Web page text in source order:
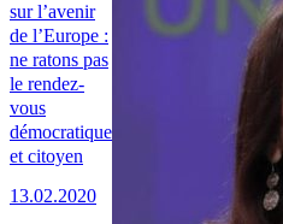
sur l’avenir
de l’Europe :
ne ratons pas
le rendez-
vous
démocratique
et citoyen
13.02.2020